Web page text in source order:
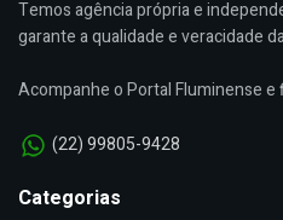
Temos agência própria e
garante a qualidade e veracidade
Acompanhe o Portal Fluminense
(22) 99805-9428
Categorias